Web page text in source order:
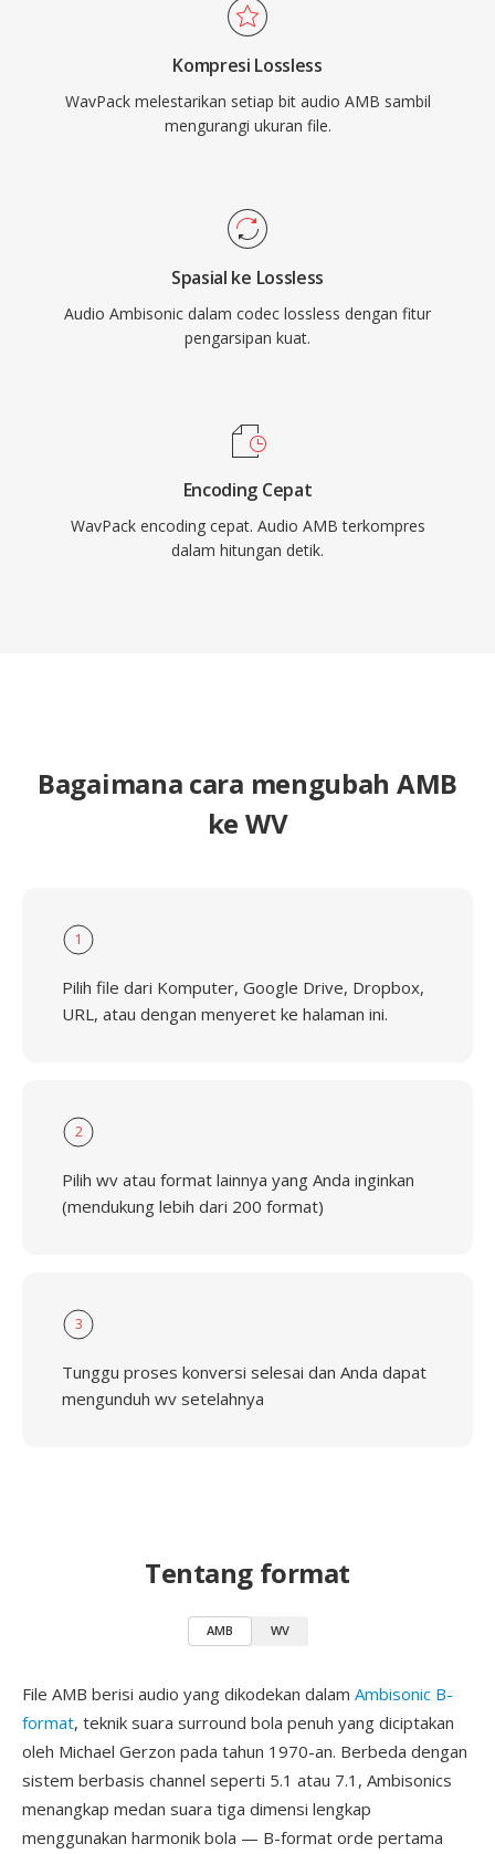
source dirilis di bawah lisensi BSD dan telah
diintegrasikan ke dalam foobar2000, VLC,
FFmpeg, dan berbagai tool lainnya. WavPack
juga mendukung metadata yang kaya melalui
tag APEv2, cue sheet tertanam, dan nilai
Kompresi Lossless
WavPack melestarikan setiap bit audio AMB sambil
mengurangi ukuran file.
Spasial ke Lossless
Audio Ambisonic dalam codec lossless dengan fitur
pengarsipan kuat.
Encoding Cepat
WavPack encoding cepat. Audio AMB terkompres
dalam hitungan detik.
Bagaimana cara mengubah AMB
ke WV
1
Pilih file dari Komputer, Google Drive, Dropbox,
URL, atau dengan menyeret ke halaman ini.
2
Pilih wv atau format lainnya yang Anda inginkan
(mendukung lebih dari 200 format)
3
Tunggu proses konversi selesai dan Anda dapat
mengunduh wv setelahnya
Tentang format
AMB WV
File AMB berisi audio yang dikodekan dalam Ambisonic B-
format, teknik suara surround bola penuh yang diciptakan
oleh Michael Gerzon pada tahun 1970-an. Berbeda dengan
sistem berbasis channel seperti 5.1 atau 7.1, Ambisonics
menangkap medan suara tiga dimensi lengkap
menggunakan harmonik bola — B-format orde pertama